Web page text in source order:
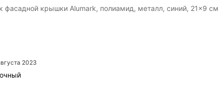
крышки Alumark, полиамид, металл, синий, 21x9 см
2023